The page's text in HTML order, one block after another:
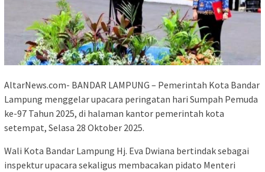
AltarNews.com- BANDAR LAMPUNG – Pemerintah Kota Bandar
Lampung menggelar upacara peringatan hari Sumpah Pemuda
ke-97 Tahun 2025, di halaman kantor pemerintah kota
setempat, Selasa 28 Oktober 2025.
Wali Kota Bandar Lampung Hj. Eva Dwiana bertindak sebagai
inspektur upacara sekaligus membacakan pidato Menteri